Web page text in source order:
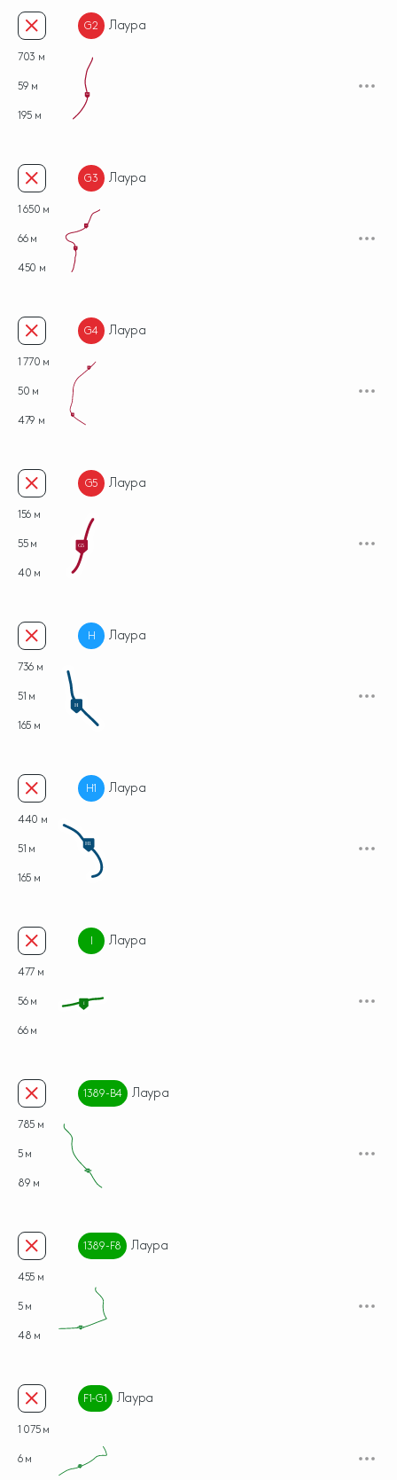
G2 Лаура
703 м
59 м
195 м
G2
G3 Лаура
1 650 м
66 м
450 м
G3
G3
G4 Лаура
1 770 м
50 м
479 м G4
G4
G5 Лаура
156 м
55 м
40 м
G5
H Лаура
736 м
51 м
165 м
H
H1 Лаура
440 м
51 м
165 м
H1
I Лаура
477 м
56 м
66 м
I
1389-B4 Лаура
785 м
5 м
89 м
1389-F8 Лаура
455 м
5 м
48 м
F1-G1 Лаура
1 075 м
6 м